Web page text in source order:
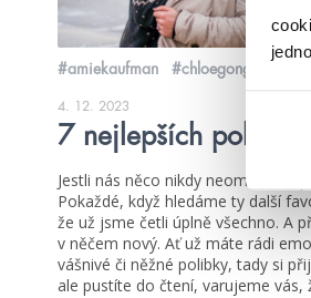
#amiekaufman #chloegong
4. 12. 2023
7 nejlepších polibků
Jestli nás něco nikdy neomrzí, tak
Pokaždé, když hledáme ty další
že už jsme četli úplně všechno. A
v něčem nový. Ať už máte rádi
vášnivé či něžné polibky, tady si
ale pustíte do čtení, varujeme